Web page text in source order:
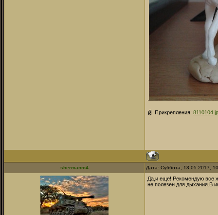
Прикрепления:
shermanm4 Дата: Суббота, 13.05.2017,
Да,и еще! Рекомендую все
не полезен для дыхания.В